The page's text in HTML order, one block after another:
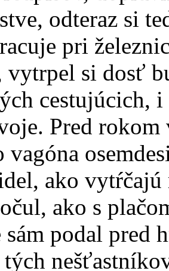
odteraz si
pri
vytrpel si dosť
cestujúcich,
Pred
vagóna
ako vytŕčajú
ako s
sám podal pred